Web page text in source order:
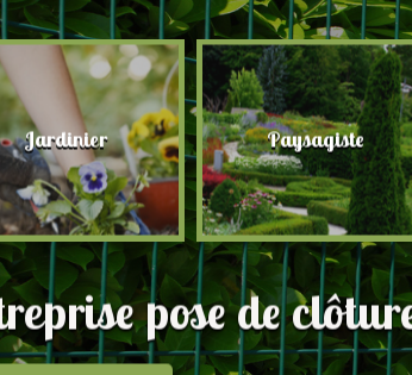
Jardinier Paysagiste
pose de